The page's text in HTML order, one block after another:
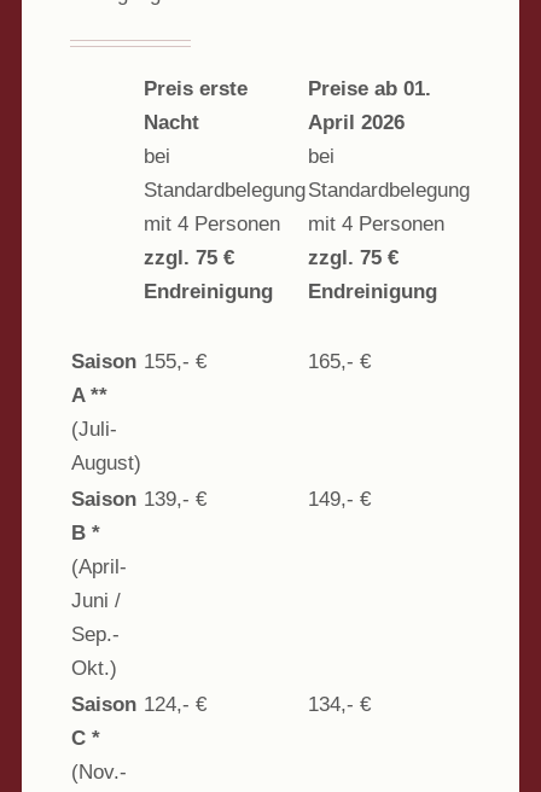
Preis erste
Nacht
bei
Standardbelegung
mit 4 Personen
zzgl. 75 €
Endreinigung
Preise ab 01.
April 2026
bei
Standardbelegung
mit 4 Personen
zzgl. 75 €
Endreinigung
Saison
A **
(Juli-
August)
155,- € 165,- €
Saison
B *
(April-
Juni /
Sep.-
Okt.)
139,- € 149,- €
Saison
C *
(Nov.-
124,- € 134,- €